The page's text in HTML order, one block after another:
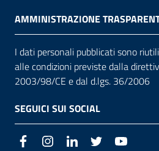
AMMINISTRAZIONE
I dati personali pubblicati sono
alle condizioni previste dalla
2003/98/CE e dal d.lgs. 36/2006
SEGUICI SUI SOCIAL
FacebookInstagramLinkedIn Twitter